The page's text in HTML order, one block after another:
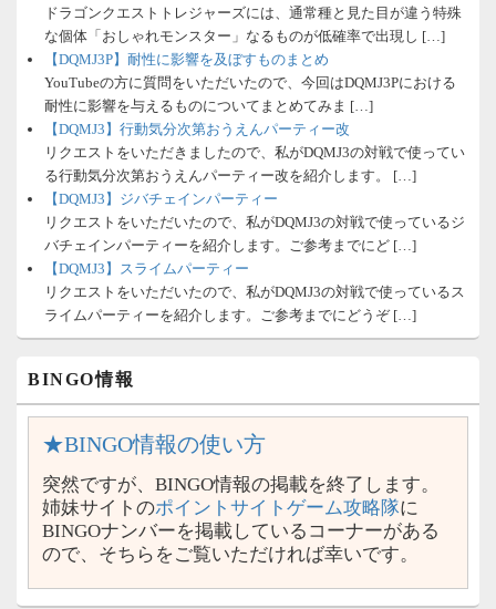
ドラゴンクエストトレジャーズには、通常種と見た目が違う特殊
な個体「おしゃれモンスター」なるものが低確率で出現し […]
【DQMJ3P】耐性に影響を及ぼすものまとめ
YouTubeの方に質問をいただいたので、今回はDQMJ3Pにおける
耐性に影響を与えるものについてまとめてみま […]
【DQMJ3】行動気分次第おうえんパーティー改
リクエストをいただきましたので、私がDQMJ3の対戦で使ってい
る行動気分次第おうえんパーティー改を紹介します。 […]
【DQMJ3】ジバチェインパーティー
リクエストをいただいたので、私がDQMJ3の対戦で使っているジ
バチェインパーティーを紹介します。ご参考までにど […]
【DQMJ3】スライムパーティー
リクエストをいただいたので、私がDQMJ3の対戦で使っているス
ライムパーティーを紹介します。ご参考までにどうぞ […]
BINGO情報
★BINGO情報の使い方
突然ですが、BINGO情報の掲載を終了します。
姉妹サイトのポイントサイトゲーム攻略隊に
BINGOナンバーを掲載しているコーナーがある
ので、そちらをご覧いただければ幸いです。